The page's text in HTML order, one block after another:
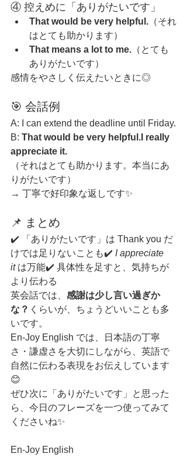
④ 控えめに「ありがたいです」
That would be very helpful. （それ
はとても助かります）
That means a lot to me. （とても
ありがたいです）
感情をやさしく伝えたいときに◎
🎯 会話例
A: I can extend the deadline until Friday.
B: That would be very helpful.I really
appreciate it.
（それはとても助かります。本当にあ
りがたいです）
→ 丁寧で好印象な返しです✨
📌 まとめ
✔️ 「ありがたいです」は Thank you だ
けでは足りないことも✔️ I appreciate
it は万能✔️ 具体性を足すと、気持ちが
より伝わる
英会話では、 感謝は少し言い過ぎか
な？ くらいが、ちょうどいいことも多
いです。
En-Joy English では、日本語の丁寧
さ・謙虚さを大切にしながら、英語で
自然に伝わる表現をお伝えしています
😊
ぜひ次に「ありがたいです」と思った
ら、今日のフレーズを一つ使ってみて
くださいね✨
En-Joy English